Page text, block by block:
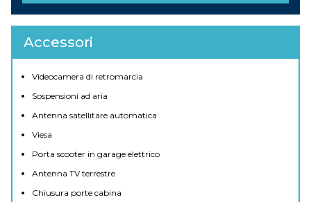
Accessori
Videocamera di retromarcia
Sospensioni ad aria
Antenna satellitare automatica
Viesa
Porta scooter in garage elettrico
Antenna TV terrestre
Chiusura porte cabina